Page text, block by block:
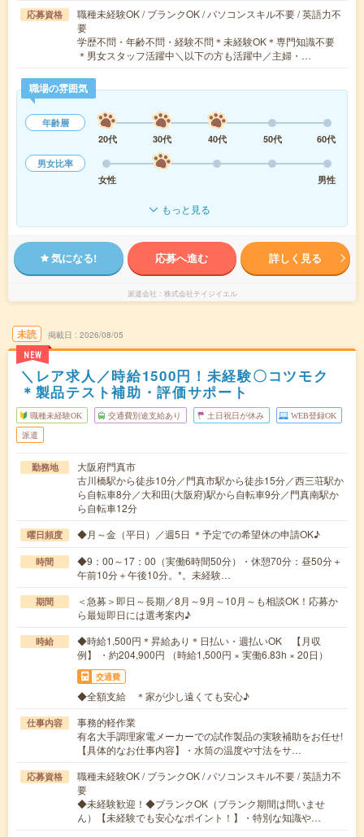
応募資格
職種未経験OK / ブランクOK / パソコンスキル不要 / 英語力不
要
学歴不問・年齢不問・経験不問＊未経験OK＊専門知識不要
＊男女スタッフ活躍中＼以下の方も活躍中／主婦・…
職場の雰囲気
年齢層
20代
30代 40代 50代
60代
男女比率
女性
男性
もっと見る
気になる! 応募へ進む 詳しく見る
派遣会社 株式会社テイジイエル
未読
NEW
掲載日 2026/08/05
＼レア求人／時給1500円！未経験〇コツモク
＊製品テスト補助・評価サポート
職種未経験OK 交通費別途支給あり 土日祝日が休み WEB登録OK
派遣
勤務地
大阪府門真市
古川橋駅から徒歩10分／門真市駅から徒歩15分／西三荘駅か
ら自転車8分／大和田(大阪府)駅から自転車9分／門真南駅か
ら自転車12分
曜日頻度 ◆月～金（平日）／週5日 ＊予定での希望休の申請OK♪
時間
◆9：00～17：00（実働6時間50分）・休憩70分：昼50分＋
午前10分＋午後10分。*。未経験…
期間
＜急募＞即日～長期／8月～9月～10月～も相談OK！応募か
ら最短即日には選考案内♪
時給
◆時給1,500円＊昇給あり＊日払い・週払いOK 【月収
例】 ・約204,900円 （時給1,500円 × 実働6.83h × 20日）
交通費
◆全額支給 ＊家が少し遠くても安心♪
仕事内容
事務的軽作業
有名大手調理家電メーカーでの試作製品の実験補助をお任せ!
【具体的なお仕事内容】・水筒の温度や寸法をサ…
応募資格
職種未経験OK / ブランクOK / パソコンスキル不要 / 英語力不
要
◆未経験歓迎！◆ブランクOK（ブランク期間は問いませ
ん）【未経験でも安心なポイント！】・特別な知識や…